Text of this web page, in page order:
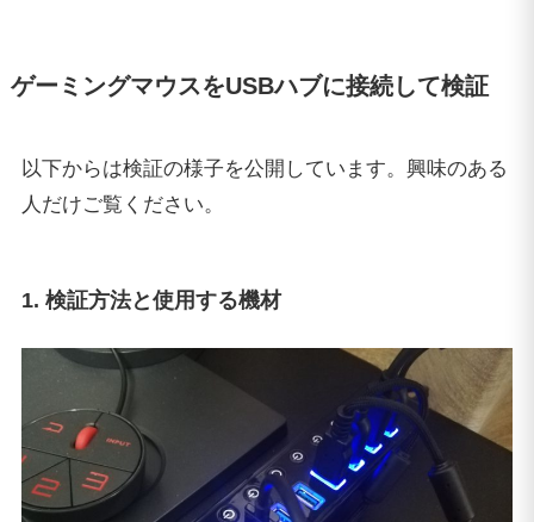
ゲーミングマウスをUSBハブに接続して検証
以下からは検証の様子を公開しています。興味のある
人だけご覧ください。
1. 検証方法と使用する機材